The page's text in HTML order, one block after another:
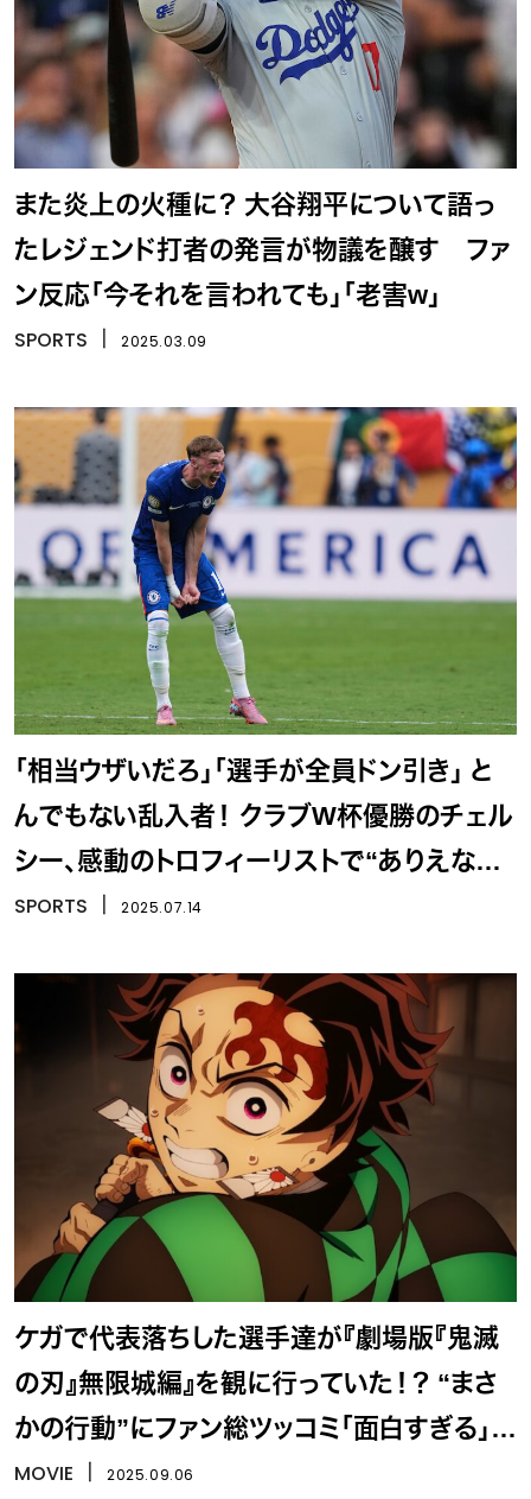
また炎上の火種に？ 大谷翔平について語っ
たレジェンド打者の発言が物議を醸す ファ
ン反応「今それを言われても」「老害w」
SPORTS 2025.03.09
「相当ウザいだろ」「選手が全員ドン引き」 と
んでもない乱入者！ クラブW杯優勝のチェル
シー、感動のトロフィーリストで“ありえない
事態”に…
SPORTS 2025.07.14
ケガで代表落ちした選手達が『劇場版『鬼滅
の刃』無限城編』を観に行っていた！？ “まさ
かの行動”にファン総ツッコミ「面白すぎる」
「映画館ごと買えそう」
MOVIE 2025.09.06